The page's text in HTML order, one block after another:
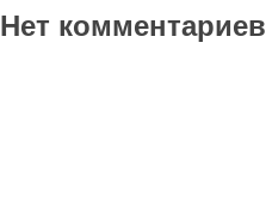
Нет комментариев